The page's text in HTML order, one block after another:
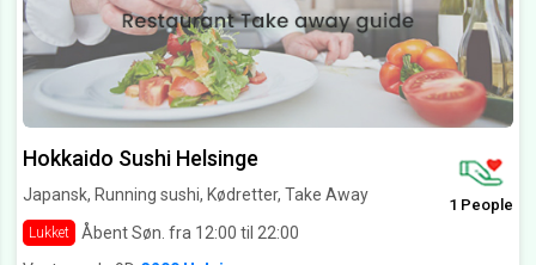
Hokkaido Sushi Helsinge
Japansk, Running sushi, Kødretter, Take Away
Lukket Åbent Søn. fra 12:00 til 22:00
1 People